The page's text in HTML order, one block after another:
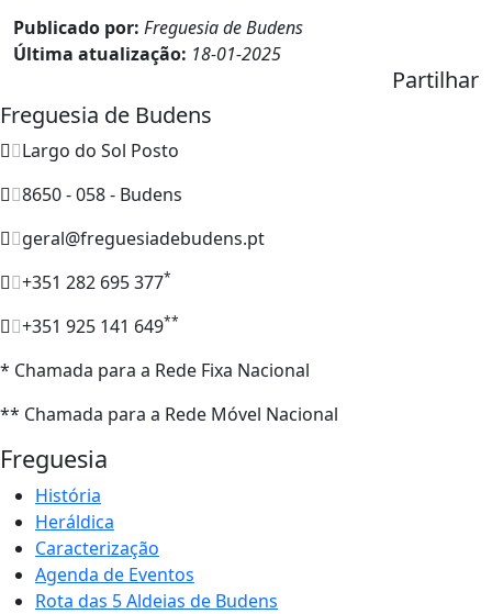
Publicado por: Freguesia de Budens
Última atualização: 18-01-2025
Partilhar
Freguesia de Budens
Largo do Sol Posto
8650 - 058 - Budens
geral@freguesiadebudens.pt
+351 282 695 377*
+351 925 141 649**
* Chamada para a Rede Fixa Nacional
** Chamada para a Rede Móvel Nacional
Freguesia
História
Heráldica
Caracterização
Agenda de Eventos
Rota das 5 Aldeias de Budens